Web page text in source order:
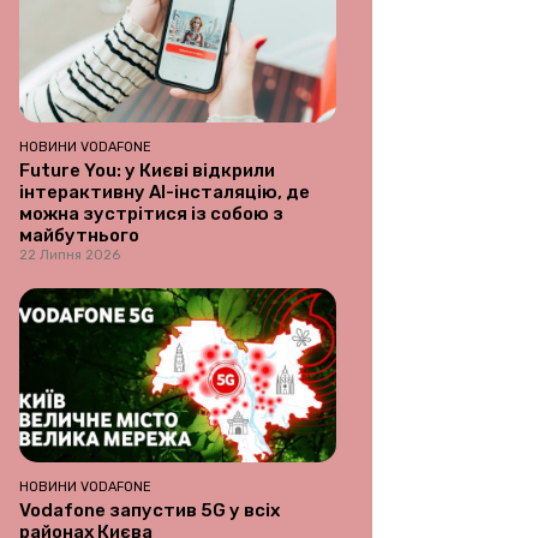
НОВИНИ VODAFONE
Future You: у Києві відкрили
інтерактивну AI-інсталяцію, де
можна зустрітися із собою з
майбутнього
22 Липня 2026
НОВИНИ VODAFONE
Vodafone запустив 5G у всіх
районах Києва